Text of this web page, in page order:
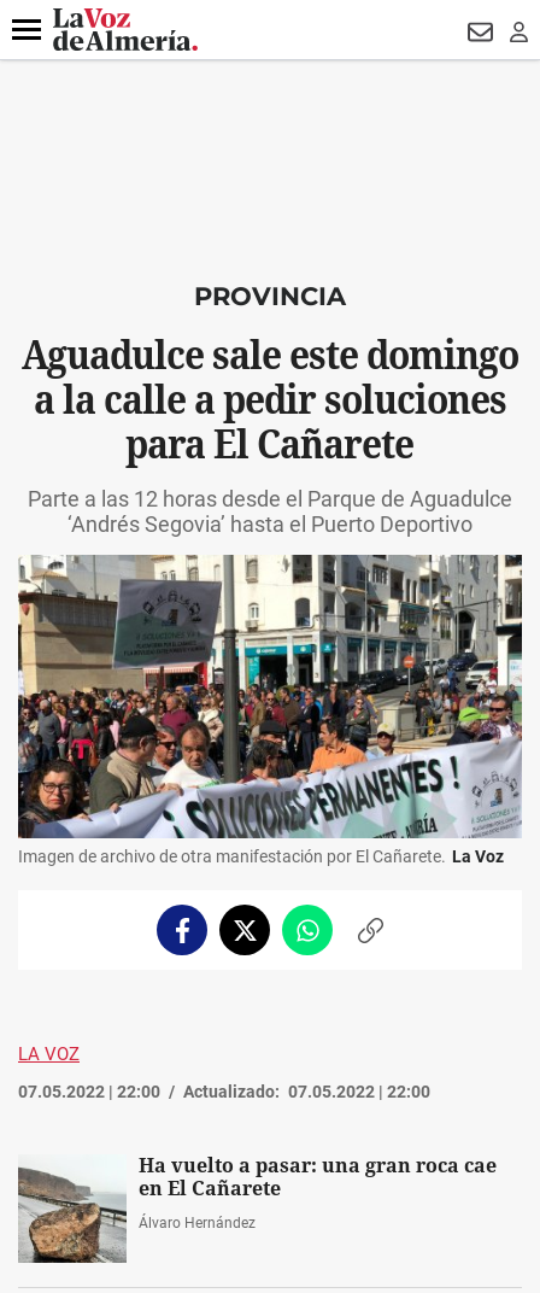
DESTACADO DRON UDA
Menú
PROVINCIA
Aguadulce sale este domingo
a la calle a pedir soluciones
para El Cañarete
Parte a las 12 horas desde el Parque de Aguadulce
‘Andrés Segovia’ hasta el Puerto Deportivo
Imagen de archivo de otra manifestación por El Cañarete. La Voz
FacebookTwitterWhatsappCopiar
LA VOZ
07.05.2022 | 22:00 Actualizado: 07.05.2022 | 22:00
Ha vuelto a pasar: una gran roca cae
en El Cañarete
Álvaro Hernández